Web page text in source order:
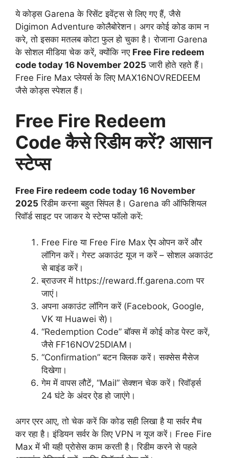
ये कोड्स Garena के रिसेंट इवेंट्स से लिए गए हैं, जैसे
Digimon Adventure कोलैबोरेशन। अगर कोई कोड काम न
करे, तो इसका मतलब कोटा फुल हो चुका है। रोजाना Garena
के सोशल मीडिया चेक करें, क्योंकि नए Free Fire redeem
code today 16 November 2025 जारी होते रहते हैं।
Free Fire Max प्लेयर्स के लिए MAX16NOVREDEEM
जैसे कोड्स स्पेशल हैं।
Free Fire Redeem
Code कैसे रिडीम करें? आसान
स्टेप्स
Free Fire redeem code today 16 November
2025 रिडीम करना बहुत सिंपल है। Garena की ऑफिशियल
रिवॉर्ड साइट पर जाकर ये स्टेप्स फॉलो करें:
Free Fire या Free Fire Max ऐप ओपन करें और
लॉगिन करें। गेस्ट अकाउंट यूज न करें – सोशल अकाउंट
से बाइंड करें।
ब्राउजर में https://reward.ff.garena.com पर
जाएं।
अपना अकाउंट लॉगिन करें (Facebook, Google,
VK या Huawei से)।
“Redemption Code” बॉक्स में कोई कोड पेस्ट करें,
जैसे FF16NOV25DIAM।
“Confirmation” बटन क्लिक करें। सक्सेस मैसेज
दिखेगा।
गेम में वापस लौटें, “Mail” सेक्शन चेक करें। रिवॉर्ड्स
24 घंटे के अंदर ऐड हो जाएंगे।
अगर एरर आए, तो चेक करें कि कोड सही लिखा है या सर्वर मैच
कर रहा है। इंडियन सर्वर के लिए VPN न यूज करें। Free Fire
Max में भी यही प्रोसेस काम करती है। रिडीम करने से पहले